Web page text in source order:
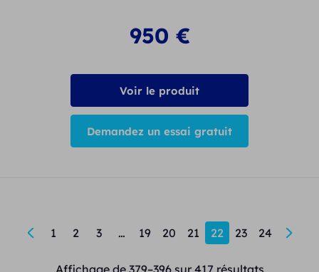
950 €
Voir le produit
Demandez un essai gratuit
← 1 2 3 … 19 20 21 22 23 24 →
Affichage de 379–396 sur 417 résultats